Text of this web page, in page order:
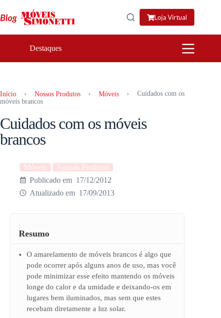
para
o
Loja Virtual
Destaques
Início › Nossos Produtos › Móveis ›
Cuidados com os
móveis brancos
Cuidados com os móveis
brancos
Móveis
Nossos Produtos
17/12/2012
17/09/2013
Resumo
O amarelamento de móveis brancos é algo que
pode ocorrer após alguns anos de uso, mas você
pode minimizar esse efeito mantendo os móveis
longe do calor e da umidade e deixando-os em
lugares bem iluminados, mas sem que estes
recebam diretamente a luz solar.